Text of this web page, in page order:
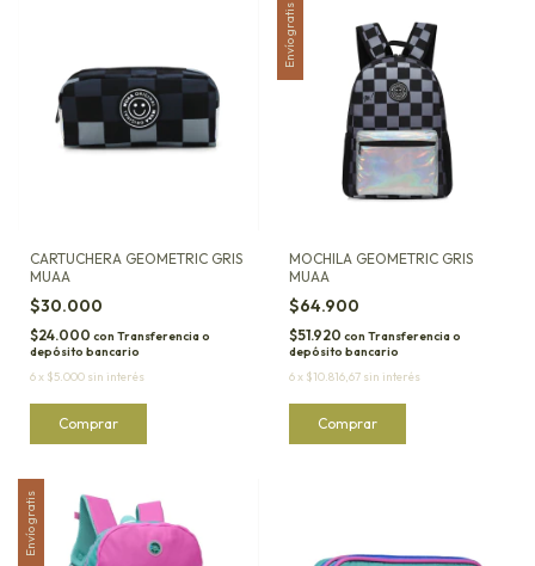
CARTUCHERA GEOMETRIC GRIS
MUAA
$30.000
$24.000 con Transferencia o
depósito bancario
6x $5.000 sin interés
Envío gratis
MOCHILA GEOMETRIC GRIS
MUAA
$64.900
$51.920 con Transferencia o
depósito bancario
6x $10.816,67 sin interés
Envío gratis